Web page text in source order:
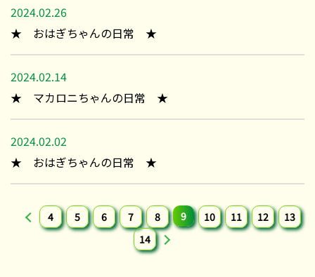
2024.02.26
★ おはぎちゃんの日常 ★
2024.02.14
★ マカロニちゃんの日常 ★
2024.02.02
★ おはぎちゃんの日常 ★
4 5 6 7 8 9 10 11 12
13
14